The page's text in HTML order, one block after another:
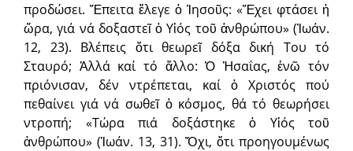
προδώσει. Ἔπειτα ἔλεγε ὁ Ἰησοῦς: «Ἔχει φτάσει ἡ
ὥρα, γιά νά δοξαστεῖ ὁ Υἱός τοῦ ἀνθρώπου» (Ἰωάν.
12, 23). Βλέπεις ὅτι θεωρεῖ δόξα δική Του τό
Σταυρό; Ἀλλά καί τό ἄλλο: Ὁ Ἡσαΐας, ἐνῶ τόν
πριόνισαν, δέν ντρέπεται, καί ὁ Χριστός πού
πεθαίνει γιά νά σωθεῖ ὁ κόσμος, θά τό θεωρήσει
ντροπή; «Τώρα πιά δοξάστηκε ὁ Υἱός τοῦ
ἀνθρώπου» (Ἰωάν. 13, 31). Ὄχι, ὅτι προηγουμένως